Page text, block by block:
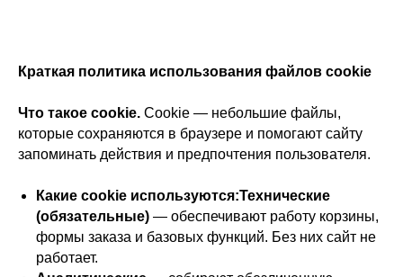
Краткая политика использования файлов cookie
Что такое cookie. Cookie — небольшие файлы,
которые сохраняются в браузере и помогают сайту
запоминать действия и предпочтения пользователя.
Какие cookie используются:Технические
(обязательные) — обеспечивают работу корзины,
формы заказа и базовых функций. Без них сайт не
работает.